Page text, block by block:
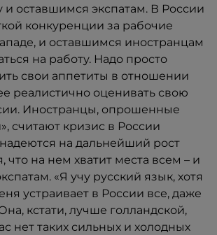
и оставшимся экспатам. В России
конкуренции за рабочие
и оставшимся иностранцам
на работу. Надо просто
свои аппетиты в отношении
реалистично оценивать свою
Иностранцы, опрошенные
считают кризис в России
на дальнейший рост
что на нем хватит места всем – и
«Я учу русский язык, хотя
устраивает в России все, даже
кстати, лучше голландской,
нет таких сильных и холодных